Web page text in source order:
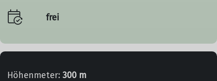
frei
Höhenmeter: 300 m